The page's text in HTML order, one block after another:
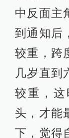
中反面主
到通知后
较重，跨
几岁直到
较重，
头，才能
下，觉得